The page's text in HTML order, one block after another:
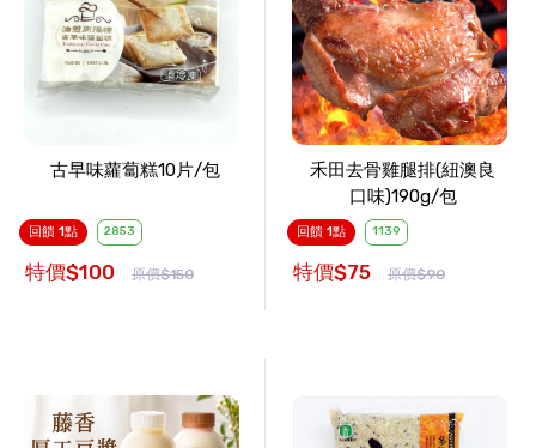
古早味蘿蔔糕10片/包
回饋 1點 2853
特價$100 原價$150
禾田去骨雞腿排(紐澳良
口味)190g/包
回饋 1點 1139
特價$75 原價$90